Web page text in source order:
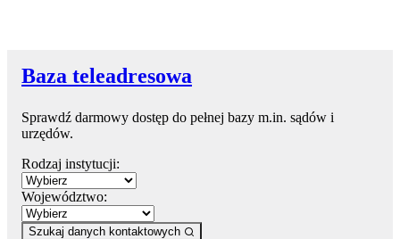
Baza teleadresowa
Sprawdź darmowy dostęp do pełnej bazy m.in. sądów i
urzędów.
Rodzaj instytucji:
Województwo:
Szukaj danych kontaktowych